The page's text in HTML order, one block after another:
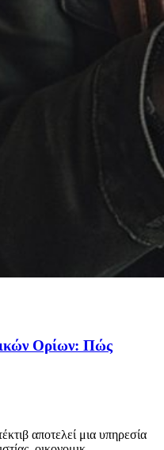
Ορίων: Πώς
αποτελεί μια υπηρεσία